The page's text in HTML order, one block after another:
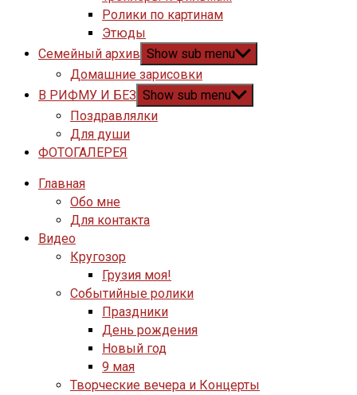
Ролики по картинам
Этюды
Семейный архив Show sub menu
Домашние зарисовки
В РИФМУ И БЕЗ Show sub menu
Поздравлялки
Для души
ФОТОГАЛЕРЕЯ
Главная
Обо мне
Для контакта
Видео
Кругозор
Грузия моя!
Событийные ролики
Праздники
День рождения
Новый год
9 мая
Творческие вечера и Концерты